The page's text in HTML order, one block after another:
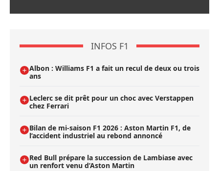
INFOS F1
Albon : Williams F1 a fait un recul de deux ou trois
ans
Leclerc se dit prêt pour un choc avec Verstappen
chez Ferrari
Bilan de mi-saison F1 2026 : Aston Martin F1, de
l’accident industriel au rebond annoncé
Red Bull prépare la succession de Lambiase avec
un renfort venu d’Aston Martin